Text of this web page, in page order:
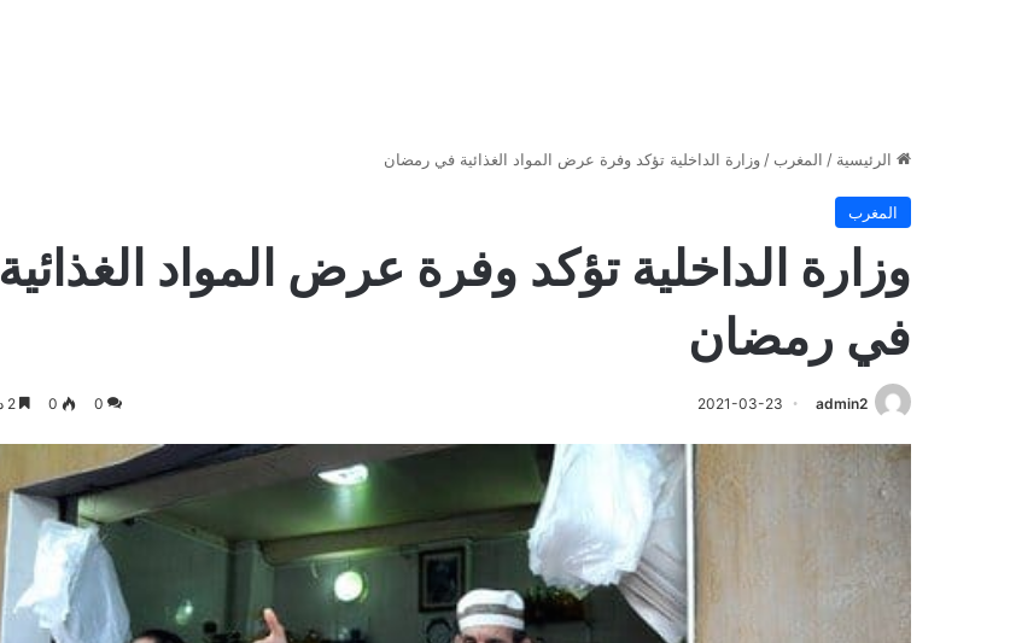
الرئيسية / المغرب / وزارة الداخلية تؤكد وفرة عرض المواد الغذائية في رمضان
المغرب
وزارة الداخلية تؤكد وفرة عرض المواد الغذائية
في رمضان
admin2
2021-03-23
0
0